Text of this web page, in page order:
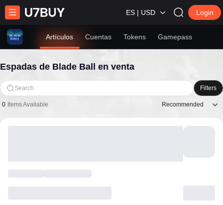
ES | USD Login
Artículos Cuentas Tokens Gamepass
Espadas de Blade Ball en venta
Search Filters
0 Items Available Recommended